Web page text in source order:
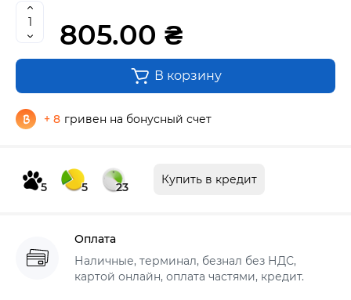
805.00 ₴
В корзину
+ 8 гривен на бонусный счет
5 5 23
Купить в кредит
Оплата
Наличные, терминал, безнал без НДС,
картой онлайн, оплата частями, кредит.